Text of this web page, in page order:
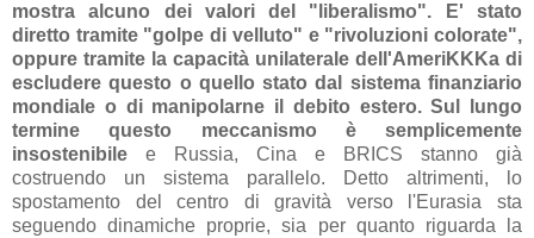
mostra alcuno dei valori del "liberalismo". E' stato
diretto tramite "golpe di velluto" e "rivoluzioni colorate",
oppure tramite la capacità unilaterale dell'AmeriKKKa di
escludere questo o quello stato dal sistema finanziario
mondiale o di manipolarne il debito estero. Sul lungo
termine questo meccanismo è semplicemente
insostenibile e Russia, Cina e BRICS stanno già
costruendo un sistema parallelo. Detto altrimenti, lo
spostamento del centro di gravità verso l'Eurasia sta
seguendo dinamiche proprie, sia per quanto riguarda la